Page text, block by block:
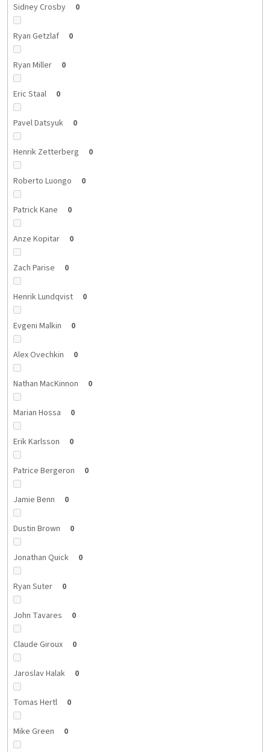
Sidney Crosby 0
Ryan Getzlaf 0
Ryan Miller 0
Eric Staal 0
Pavel Datsyuk 0
Henrik Zetterberg 0
Roberto Luongo 0
Patrick Kane 0
Anze Kopitar 0
Zach Parise 0
Henrik Lundqvist 0
Evgeni Malkin 0
Alex Ovechkin 0
Nathan MacKinnon 0
Marian Hossa 0
Erik Karlsson 0
Patrice Bergeron 0
Jamie Benn 0
Dustin Brown 0
Jonathan Quick 0
Ryan Suter 0
John Tavares 0
Claude Giroux 0
Jaroslav Halak 0
Tomas Hertl 0
Mike Green 0